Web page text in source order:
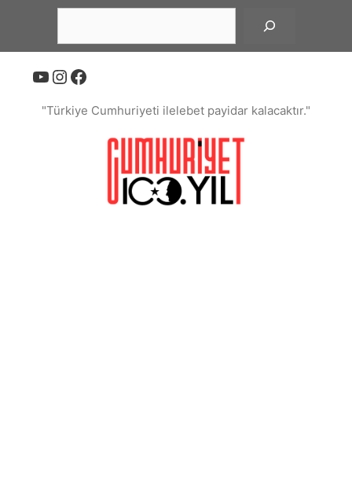
YouTube
Instagram
Facebook
"Türkiye Cumhuriyeti ilelebet payidar kalacaktır."